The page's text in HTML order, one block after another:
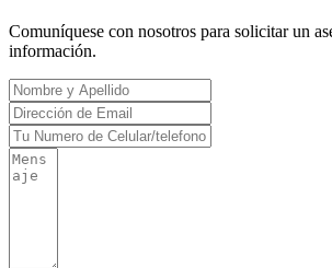
Comuníquese con nosotros para solicitar un
información.